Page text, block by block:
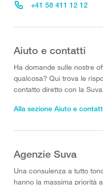
+41 58 411 12 12
Aiuto e contatti
Ha domande sulle nostre
qualcosa? Qui trova le
contatto diretto con la
Alla sezione Aiuto e
Agenzie Suva
Una consulenza a tutto
hanno la massima priorità